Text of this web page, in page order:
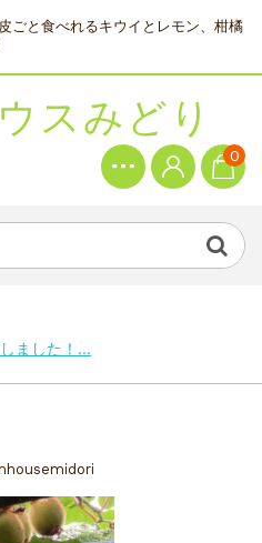
ごと食べれるキウイとレモン、柑橘
スみどり 0
ました！...